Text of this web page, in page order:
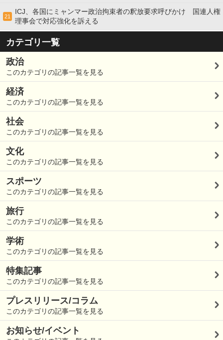
21
ICJ、各国にミャンマー政治拘束者の釈放要求呼びかけ 国連人権
理事会で対応強化を訴える
カテゴリ一覧
政治
このカテゴリの記事一覧を見る
経済
このカテゴリの記事一覧を見る
社会
このカテゴリの記事一覧を見る
文化
このカテゴリの記事一覧を見る
スポーツ
このカテゴリの記事一覧を見る
旅行
このカテゴリの記事一覧を見る
学術
このカテゴリの記事一覧を見る
特集記事
このカテゴリの記事一覧を見る
プレスリリース/コラム
このカテゴリの記事一覧を見る
お知らせ/イベント